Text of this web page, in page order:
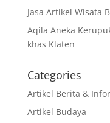
Jasa Artikel Wisata
Aqila Aneka
khas Klaten
Categories
Artikel Berita &
Artikel Budaya